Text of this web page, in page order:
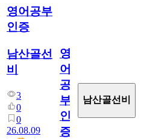
영어공부
인증
남산골선
비
3
0
0
26.08.09
영
어
공
부
인
증
남산골선비